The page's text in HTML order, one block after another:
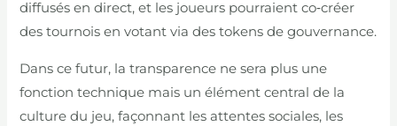
diffusés en direct, et les joueurs pourraient co‑créer
des tournois en votant via des tokens de gouvernance.
Dans ce futur, la transparence ne sera plus une
fonction technique mais un élément central de la
culture du jeu, façonnant les attentes sociales, les